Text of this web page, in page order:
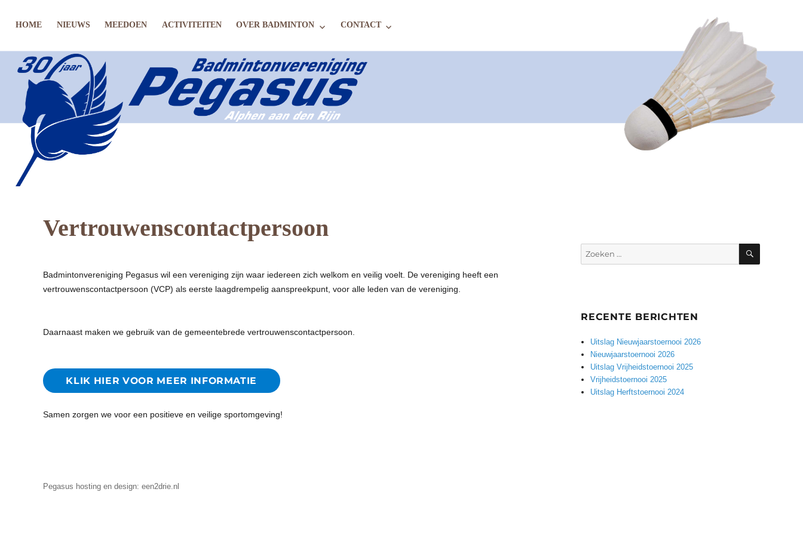
HOME NIEUWS MEEDOEN ACTIVITEITEN OVER BADMINTON CONTACT
Vertrouwenscontactpersoon
Badmintonvereniging Pegasus wil een vereniging zijn waar iedereen zich welkom en veilig voelt. De vereniging heeft een
vertrouwenscontactpersoon (VCP) als eerste laagdrempelig aanspreekpunt, voor alle leden van de vereniging.
Daarnaast maken we gebruik van de gemeentebrede vertrouwenscontactpersoon.
KLIK HIER VOOR MEER INFORMATIE
Samen zorgen we voor een positieve en veilige sportomgeving!
Zoeken
ZOEKEN
RECENTE BERICHTEN
Uitslag Nieuwjaarstoernooi 2026
Nieuwjaarstoernooi 2026
Uitslag Vrijheidstoernooi 2025
Vrijheidstoernooi 2025
Uitslag Herftstoernooi 2024
Pegasus hosting en design: een2drie.nl